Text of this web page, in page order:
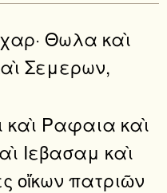
Θωλα καὶ
Σεμερων,
καὶ Ραφαια καὶ
Ιεβασαμ καὶ
οἴκων πατριῶν